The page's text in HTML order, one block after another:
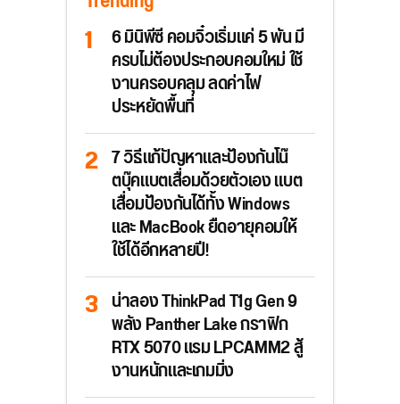
6 มินิพีซี คอมจิ๋วเริ่มแค่ 5 พัน มี
ครบไม่ต้องประกอบคอมใหม่ ใช้
งานครอบคลุม ลดค่าไฟ
ประหยัดพื้นที่
7 วิธีแก้ปัญหาและป้องกันโน๊
ตบุ๊คแบตเสื่อมด้วยตัวเอง แบต
เสื่อมป้องกันได้ทั้ง Windows
และ MacBook ยืดอายุคอมให้
ใช้ได้อีกหลายปี!
น่าลอง ThinkPad T1g Gen 9
พลัง Panther Lake กราฟิก
RTX 5070 แรม LPCAMM2 สู้
งานหนักและเกมมิ่ง